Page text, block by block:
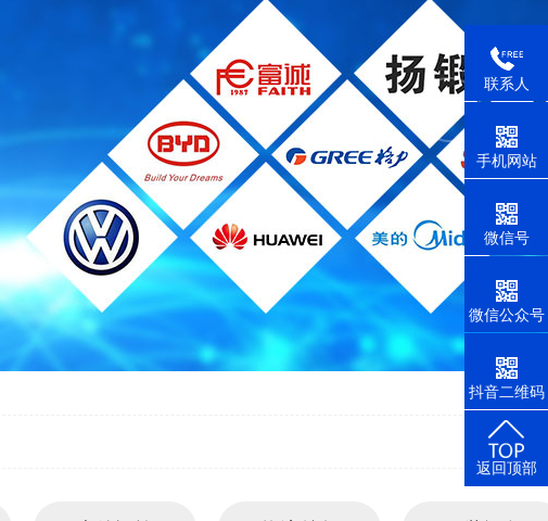
联系人
手机网站
微信号
微信公众号
抖音二维码
返回顶部